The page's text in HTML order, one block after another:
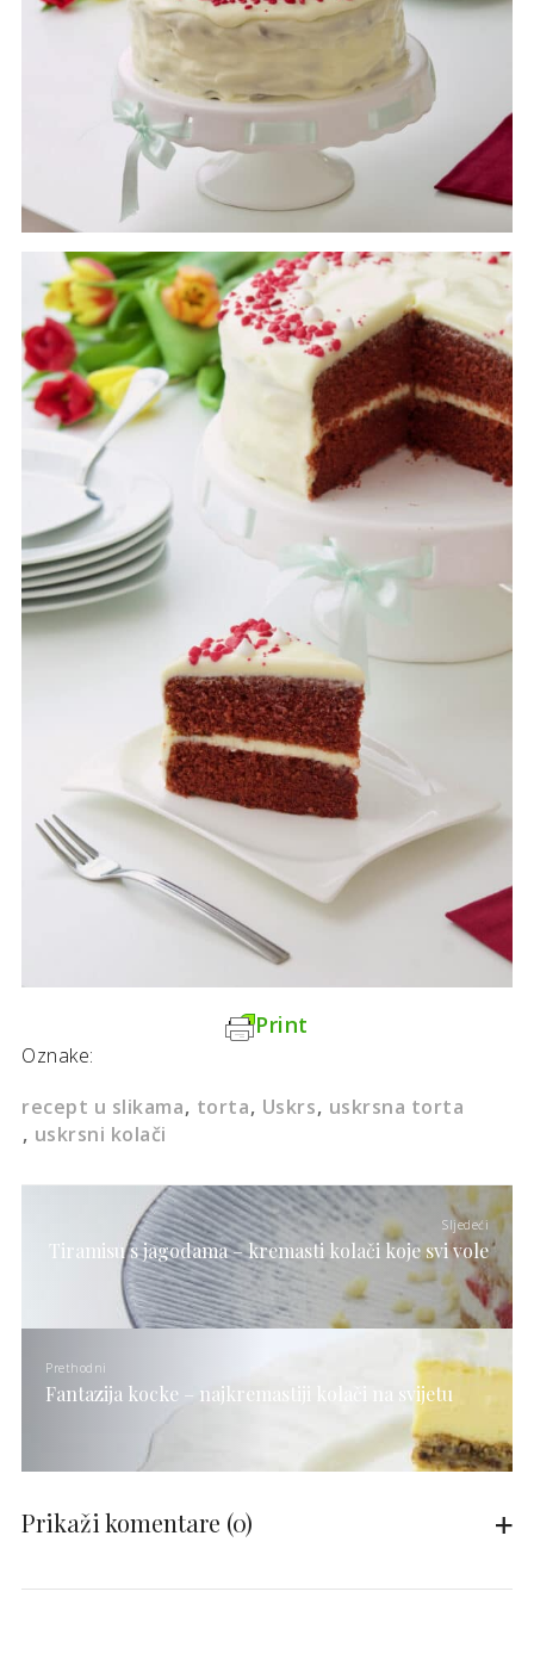
Print
Oznake:
recept u slikama torta Uskrs uskrsna torta
uskrsni kolači
Sljedeći
Tiramisu s jagodama – kremasti kolači koje svi vole
Prethodni
Fantazija kocke – najkremastiji kolači na svijetu
Prikaži komentare (0)